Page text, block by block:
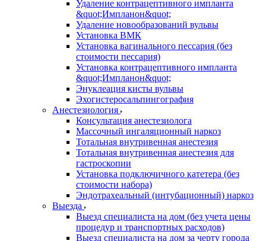
Удаление контрацептивного импланта
&quot;Импланон&quot;
Удаление новообразований вульвы
Установка ВМК
Установка вагинального пессария (без
стоимости пессария)
Установка контрацептивного импланта
&quot;Импланон&quot;
Энуклеация кисты вульвы
Эхогистеросальпингография
Анестезиология
Консультация анестезиолога
Массочный ингаляционный наркоз
Тотальная внутривенная анестезия
Тотальная внутривенная анестезия для
гастроскопии
Установка подключичного катетера (без
стоимости набора)
Эндотрахеальный (интубационный) наркоз
Выезда
Выезд специалиста на дом (без учета цены
процедур и транспортных расходов)
Выезд специалиста на дом за черту города